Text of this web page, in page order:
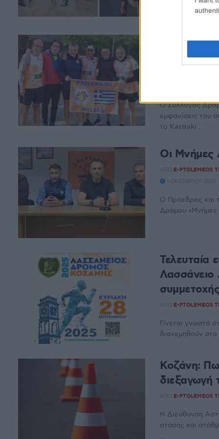
Άρδασα, μετά
ΣΠΑΡΤΑΘΛΟΝ, ...
Πρωτιές
Ο Σύλλογος
εμφανίσεις του
το Kastraki ...
Οι Μνήμες
ΑΠΌ E-PTOLEMEOS
1 ΟΚΤΩΒΡΊΟΥ
Ο Πρόεδρος και
Δρόμου «Μνήμες
Τελευταία
Λασσάνειο
συμμετοχής
ΑΠΌ E-PTOLEMEOS
Γίνεται γνωστό
διανεμηθούν
Κοζάνη:
ΑΠΌ E-PTOLEMEOS
Η Διεύθυνση
στάσης και
...